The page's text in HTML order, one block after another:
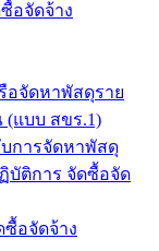
อจัดจ้าง
อจัดหาพัสดุราย
(แบบ สขร.1)
บการจัดหาพัสดุ
บัติการ จัดซื้อจัด
ซื้อจัดจ้าง